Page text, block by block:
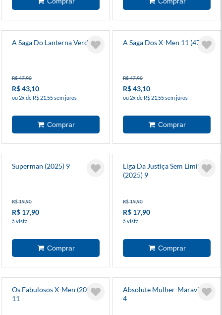
A Saga Do Lanterna Verde 9
R$ 47,90
R$ 43,10
ou 2x de R$ 21,55 sem juros
A Saga Dos X-Men 11 (47)
R$ 47,90
R$ 43,10
ou 2x de R$ 21,55 sem juros
Superman (2025) 9
R$ 19,90
R$ 17,90
à vista
Liga Da Justiça Sem Limites
(2025) 9
R$ 19,90
R$ 17,90
à vista
Os Fabulosos X-Men (2025)
11
Absolute Mulher-Maravilha
4